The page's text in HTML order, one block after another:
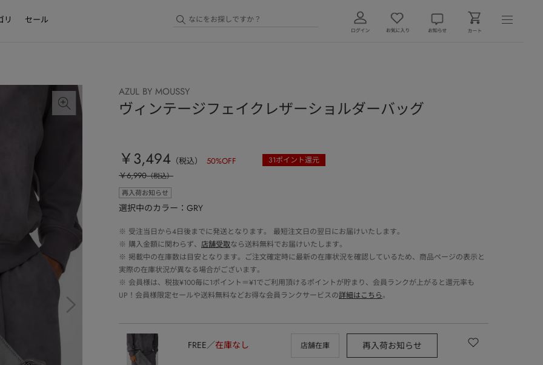
リ セール
AZUL BY MOUSSY
ヴィンテージフェイクレザーショルダーバッグ
￥3,494 （税込） 50%OFF 31ポイント還元
￥6,990（税込）
再入荷お知らせ
選択中のカラー：GRY
※ 受注当日から4日後までに発送となります。 最短注文日の翌日にお届けいたします。
※ 購入金額に関わらず、 店舗受取なら送料無料でお届けいたします。
※ 掲載中の在庫数は目安となります。ご注文確定時に最新の在庫状況を確認しているため、商品ページの表示と
実際の在庫状況が異なる場合がございます。
※ 会員様は、税抜¥100毎に1ポイント＝¥1でご利用頂けるポイントが貯まり、会員ランクが上がると還元率も
UP！会員様限定セールや送料無料などお得な会員ランクサービスの詳細はこちら。
FREE 在庫なし 店舗在庫 再入荷お知らせ